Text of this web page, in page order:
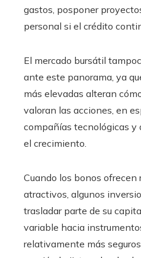
gastos, posponer
personal si el crédito
El mercado bursátil
ante este panorama, ya
más elevadas alteran
valoran las acciones, en
compañías tecnológicas y
el crecimiento.
Cuando los bonos
atractivos, algunos
trasladar parte de su
variable hacia
relativamente más